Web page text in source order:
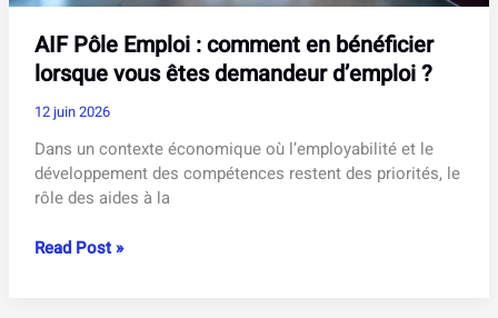
AIF Pôle Emploi : comment en bénéficier
lorsque vous êtes demandeur d’emploi ?
12 juin 2026
Dans un contexte économique où l’employabilité et le
développement des compétences restent des priorités, le
rôle des aides à la
AIF
Read Post »